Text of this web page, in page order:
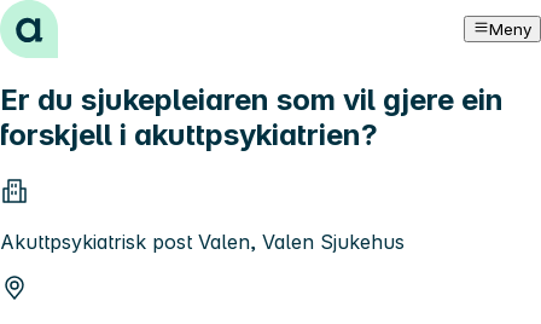
Hopp til innhold Meny
Er du sjukepleiaren som vil gjere ein
forskjell i akuttpsykiatrien?
Akuttpsykiatrisk post Valen, Valen Sjukehus